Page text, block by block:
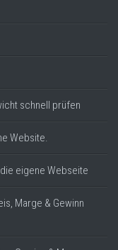
schnell prüfen
Website.
eigene Webseite
Marge & Gewinn